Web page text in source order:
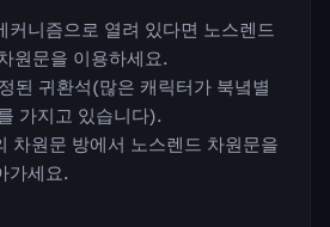
커니즘으로 열려 있다면 노스렌드
원문을 이용하세요.
된 귀환석(많은 캐릭터가 북녘별
가지고 있습니다).
차원문 방에서 노스렌드 차원문을
가세요.